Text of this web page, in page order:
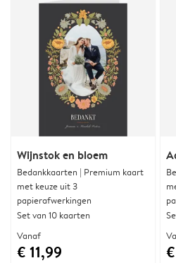
Wijnstok en bloem
Bedankkaarten | Premium kaart
met keuze uit 3
papierafwerkingen
Set van 10 kaarten
Vanaf
€ 11,99